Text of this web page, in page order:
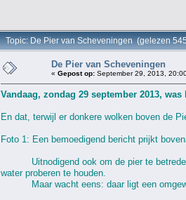
Topic: De Pier van Scheveningen (gelezen
De Pier van Scheveningen
« Gepost op: September 29, 2013,
Vandaag, zondag 29 september 2013,
En dat, terwijl er donkere wolken boven de
Foto 1: Een bemoedigend bericht prijkt
Uitnodigend ook om de pier te betreden,
water proberen te houden.
Maar wacht eens: daar ligt een